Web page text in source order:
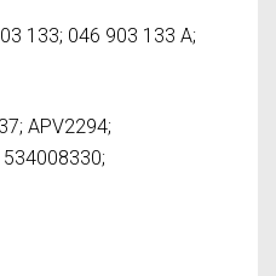
133; 046 903 133 A;
APV2294;
534008330;